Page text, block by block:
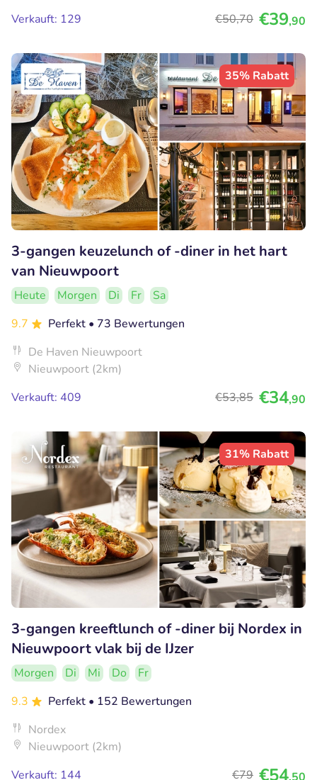
Verkauft: 129 €50,70 €39,90
35% Rabatt
3-gangen keuzelunch of -diner in het hart
van Nieuwpoort
Heute Morgen Di Fr
Sa
9.7
Perfekt • 73 Bewertungen
De Haven Nieuwpoort
Nieuwpoort (2km)
Verkauft: 409
€53,85 €34,90
31% Rabatt
3-gangen kreeftlunch of -diner bij Nordex in
Nieuwpoort vlak bij de IJzer
Morgen Di Mi Do
Fr
9.3
Perfekt • 152 Bewertungen
Nordex
Nieuwpoort (2km)
Verkauft: 144
€79 €54